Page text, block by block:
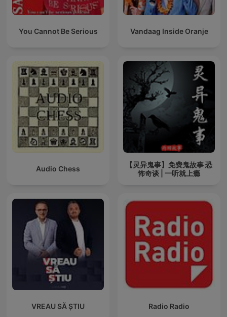
You Cannot Be Serious Vandaag Inside Oranje
Audio Chess
【灵异鬼事】免费鬼故事 恐
怖奇谈 | 一听就上瘾
VREAU SĂ ȘTIU Radio Radio